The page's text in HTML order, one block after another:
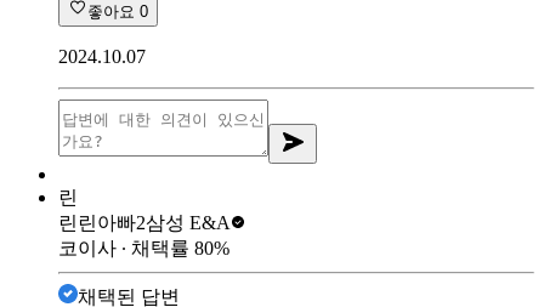
좋아요 0
2024.10.07
린
린린아빠2삼성 E&A
코이사 ∙ 채택률 80%
채택된 답변